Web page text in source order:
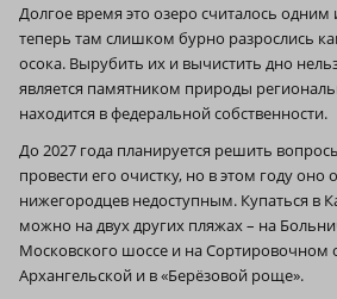
Долгое время это озеро считалось
теперь там слишком бурно разрослись
осока. Вырубить их и вычистить дно
является памятником природы
находится в федеральной собственности.
До 2027 года планируется решить
провести его очистку, но в этом году оно
нижегородцев недоступным. Купаться в
можно на двух других пляжах – на
Московского шоссе и на Сортировочном
Архангельской и в «Берёзовой роще».